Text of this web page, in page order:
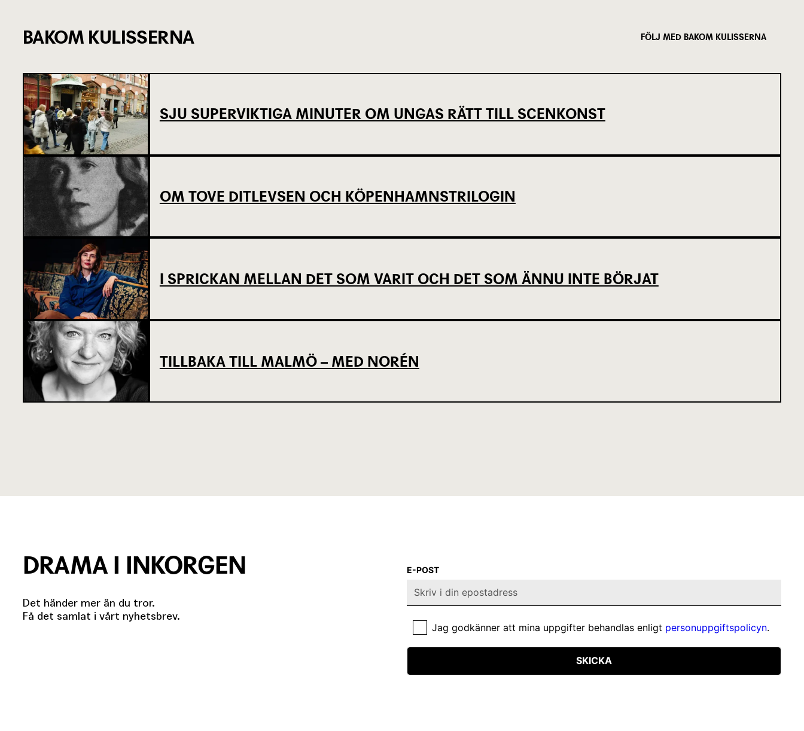
BAKOM KULISSERNA FÖLJ MED BAKOM KULISSERNA
SJU SUPERVIKTIGA MINUTER OM UNGAS RÄTT TILL SCENKONST
OM TOVE DITLEVSEN OCH KÖPENHAMNSTRILOGIN
I SPRICKAN MELLAN DET SOM VARIT OCH DET SOM ÄNNU INTE BÖRJAT
TILLBAKA TILL MALMÖ – MED NORÉN
DRAMA I INKORGEN
Det händer mer än du tror.
Få det samlat i vårt nyhetsbrev.
E-POST
Jag godkänner att mina uppgifter behandlas enligt personuppgiftspolicyn.
SKICKA